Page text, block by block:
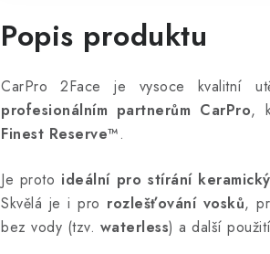
Popis produktu
CarPro 2Face je vysoce kvalitní
profesionálním partnerům CarPro,
Finest Reserve™.
Je proto ideální pro stírání
Skvělá je i pro rozlešťování vosků,
bez vody (tzv. waterless) a další